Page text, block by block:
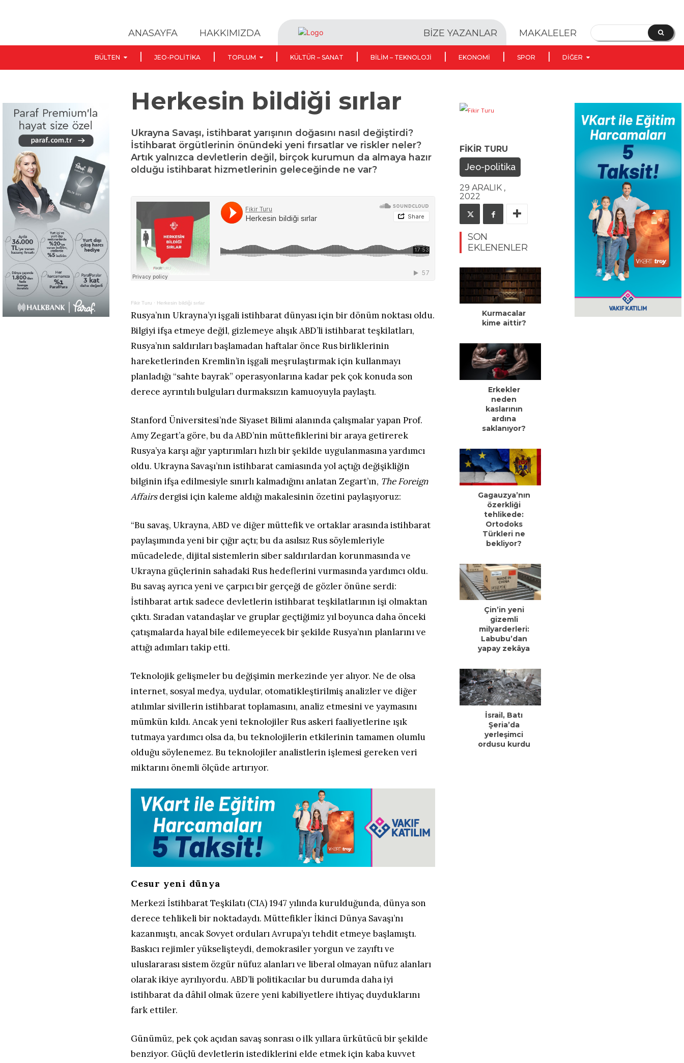
ANASAYFA HAKKIMIZDA BİZE YAZANLAR MAKALELER
BÜLTEN JEO-POLITIKA TOPLUM KÜLTÜR – SANAT BILIM – TEKNOLOJI EKONOMI SPOR DIĞER
Herkesin bildiği sırlar
Ukrayna Savaşı, istihbarat yarışının doğasını nasıl değiştirdi?
İstihbarat örgütlerinin önündeki yeni fırsatlar ve riskler neler?
Artık yalnızca devletlerin değil, birçok kurumun da almaya hazır
olduğu istihbarat hizmetlerinin geleceğinde ne var?
Fikir Turu · Herkesin bildiği sırlar
Rusya’nın Ukrayna’yı işgali istihbarat dünyası için bir dönüm noktası oldu.
Bilgiyi ifşa etmeye değil, gizlemeye alışık ABD’li istihbarat teşkilatları,
Rusya’nın saldırıları başlamadan haftalar önce Rus birliklerinin
hareketlerinden Kremlin’in işgali meşrulaştırmak için kullanmayı
planladığı “sahte bayrak” operasyonlarına kadar pek çok konuda son
derece ayrıntılı bulguları durmaksızın kamuoyuyla paylaştı.
Stanford Üniversitesi’nde Siyaset Bilimi alanında çalışmalar yapan Prof.
Amy Zegart’a göre, bu da ABD’nin müttefiklerini bir araya getirerek
Rusya’ya karşı ağır yaptırımları hızlı bir şekilde uygulanmasına yardımcı
oldu. Ukrayna Savaşı’nın istihbarat camiasında yol açtığı değişikliğin
bilginin ifşa edilmesiyle sınırlı kalmadığını anlatan Zegart’ın, The Foreign
Affairsdergisi için kaleme aldığı makalesinin özetini paylaşıyoruz:
“Bu savaş, Ukrayna, ABD ve diğer müttefik ve ortaklar arasında istihbarat
paylaşımında yeni bir çığır açtı; bu da asılsız Rus söylemleriyle
mücadelede, dijital sistemlerin siber saldırılardan korunmasında ve
Ukrayna güçlerinin sahadaki Rus hedeflerini vurmasında yardımcı oldu.
Bu savaş ayrıca yeni ve çarpıcı bir gerçeği de gözler önüne serdi:
İstihbarat artık sadece devletlerin istihbarat teşkilatlarının işi olmaktan
çıktı. Sıradan vatandaşlar ve gruplar geçtiğimiz yıl boyunca daha önceki
çatışmalarda hayal bile edilemeyecek bir şekilde Rusya’nın planlarını ve
attığı adımları takip etti.
Teknolojik gelişmeler bu değişimin merkezinde yer alıyor. Ne de olsa
internet, sosyal medya, uydular, otomatikleştirilmiş analizler ve diğer
atılımlar sivillerin istihbarat toplamasını, analiz etmesini ve yaymasını
mümkün kıldı. Ancak yeni teknolojiler Rus askeri faaliyetlerine ışık
tutmaya yardımcı olsa da, bu teknolojilerin etkilerinin tamamen olumlu
olduğu söylenemez. Bu teknolojiler analistlerin işlemesi gereken veri
miktarını önemli ölçüde artırıyor.
Cesur yeni dünya
Merkezi İstihbarat Teşkilatı (CIA) 1947 yılında kurulduğunda, dünya son
derece tehlikeli bir noktadaydı. Müttefikler İkinci Dünya Savaşı’nı
kazanmıştı, ancak Sovyet orduları Avrupa’yı tehdit etmeye başlamıştı.
Baskıcı rejimler yükselişteydi, demokrasiler yorgun ve zayıftı ve
uluslararası sistem özgür nüfuz alanları ve liberal olmayan nüfuz alanları
olarak ikiye ayrılıyordu. ABD’li politikacılar bu durumda daha iyi
istihbarat da dâhil olmak üzere yeni kabiliyetlere ihtiyaç duyduklarını
fark ettiler.
Günümüz, pek çok açıdan savaş sonrası o ilk yıllara ürkütücü bir şekilde
benziyor. Güçlü devletlerin istediklerini elde etmek için kaba kuvvet
FIKIR TURU
Jeo-politika
29 ARALIK ,
2022
SON
EKLENENLER
Kurmacalar
kime aittir?
Erkekler
neden
kaslarının
ardına
saklanıyor?
Gagauzya’nın
özerkliği
tehlikede:
Ortodoks
Türkleri ne
bekliyor?
Çin’in yeni
gizemli
milyarderleri:
Labubu’dan
yapay zekâya
İsrail, Batı
Şeria’da
yerleşimci
ordusu kurdu